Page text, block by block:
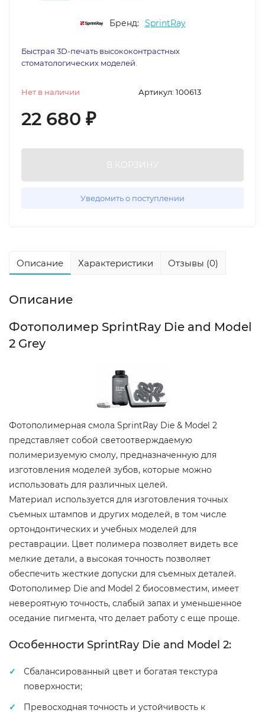
Бренд: SprintRay
Быстрая 3D-печать высококонтрастных
стоматологических моделей.
Артикул: 100613
Нет в наличии
22 680 ₽
В КОРЗИНУ
Уведомить о поступлении
Описание Характеристики Отзывы (0)
Описание
Фотополимер SprintRay Die and Model
2 Grey
Фотополимерная смола SprintRay Die & Model 2
представляет собой светоотверждаемую
полимеризуемую смолу, предназначенную для
изготовления моделей зубов, которые можно
использовать для различных целей.
Материал используется для изготовления точных
съемных штампов и других моделей, в том числе
ортондонтических и учебных моделей для
реставрации. Цвет полимера позволяет видеть все
мелкие детали, а высокая точность позволяет
обеспечить жесткие допуски для съемных деталей.
Фотополимер Die and Model 2 биосовместим, имеет
невероятную точность, слабый запах и уменьшенное
оседание пигмента, что делает работу с еще проще.
Особенности SprintRay Die and Model 2:
Сбалансированный цвет и богатая текстура
поверхности;
Превосходная точность и устойчивость к